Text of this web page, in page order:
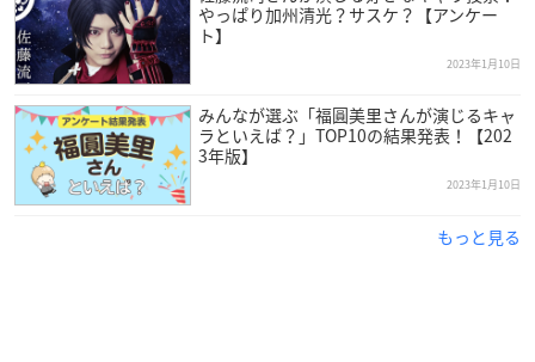
やっぱり加州清光？サスケ？【アンケー
ト】
2023年1月10日
みんなが選ぶ「福圓美里さんが演じるキャ
ラといえば？」TOP10の結果発表！【202
3年版】
2023年1月10日
もっと見る